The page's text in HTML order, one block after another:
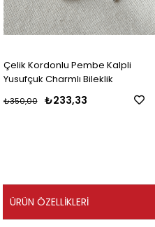
Çelik Kordonlu Pembe Kalpli
Yusufçuk Charmlı Bileklik
₺233,33
₺350,00
ÜRÜN ÖZELLIKLERI